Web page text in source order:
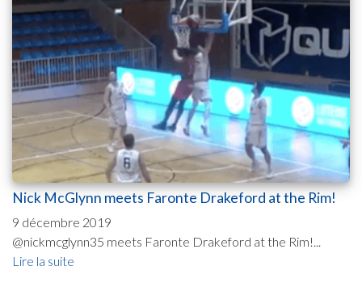
Nick McGlynn meets Faronte Drakeford at the Rim!
9 décembre 2019
@nickmcglynn35 meets Faronte Drakeford at the Rim!...
Lire la suite